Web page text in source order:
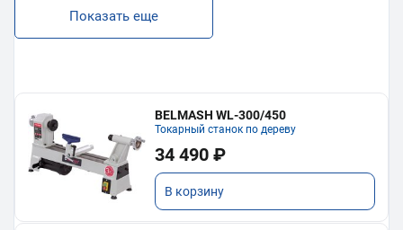
Показать еще
BELMASH WL-300/450
Токарный станок по дереву
34 490 ₽
В корзину